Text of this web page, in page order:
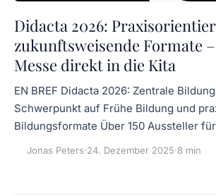
Didacta 2026:
zukunftsweisende Formate
Messe direkt in die Kita
EN BREF Didacta 2026: Zentrale
Schwerpunkt auf Frühe Bildung und
Bildungsformate Über 150 Aussteller
Jonas Peters·24. Dezember 2025·8 min